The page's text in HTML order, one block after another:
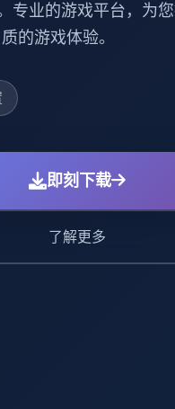
专业的游戏平台，为
质的游戏体验。
即刻下载
了解更多